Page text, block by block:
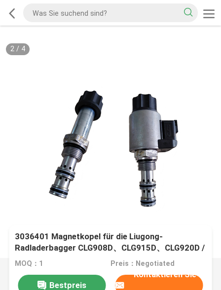
2/ 4
3036401 Magnetkopel für die Liugong-
Radladerbagger CLG908D、CLG915D、CLG920D /
CLG920、CLG922D / CLG922、CLG225
MOQ：1 Preis：Negotiated
Bestpreis
Kontaktieren Sie